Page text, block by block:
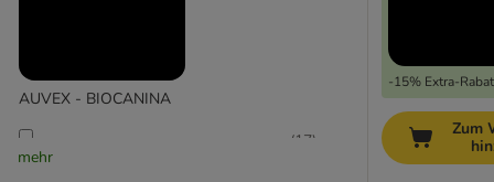
AUVEX - BIOCANINA
(17)
mehr
-15% Extra-
Zum